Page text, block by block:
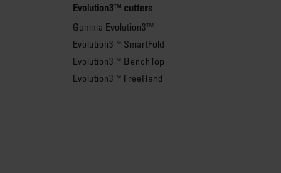
Evolution3™ cutters
Gamma Evolution3™
Evolution3™ SmartFold
Evolution3™ BenchTop
Evolution3™ FreeHand